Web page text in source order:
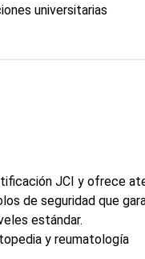
universitarias
reumáticas
JCI y ofrece
de seguridad que
estándar.
y reumatología